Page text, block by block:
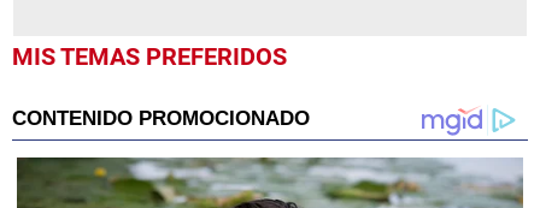
MIS TEMAS PREFERIDOS